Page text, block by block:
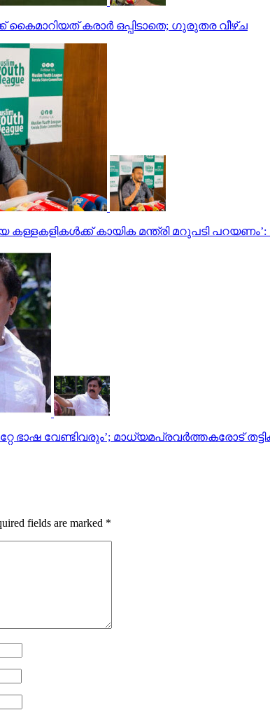
കരാര്‍ ഒപ്പിടാതെ; ഗുരുതര വീഴ്ച
കള്ളകളികൾക്ക് കായിക മന്ത്രി മറുപടി
ഭാഷ വേണ്ടിവരും’; മാധ്യമപ്രവര്‍ത്തകരോട്
fields are marked *